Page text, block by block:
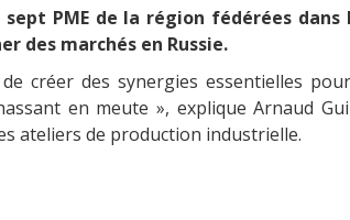
PME de la région fédérées
des marchés en Russie.
créer des synergies essentielles
en meute », explique Arnaud
ateliers de production industrielle.